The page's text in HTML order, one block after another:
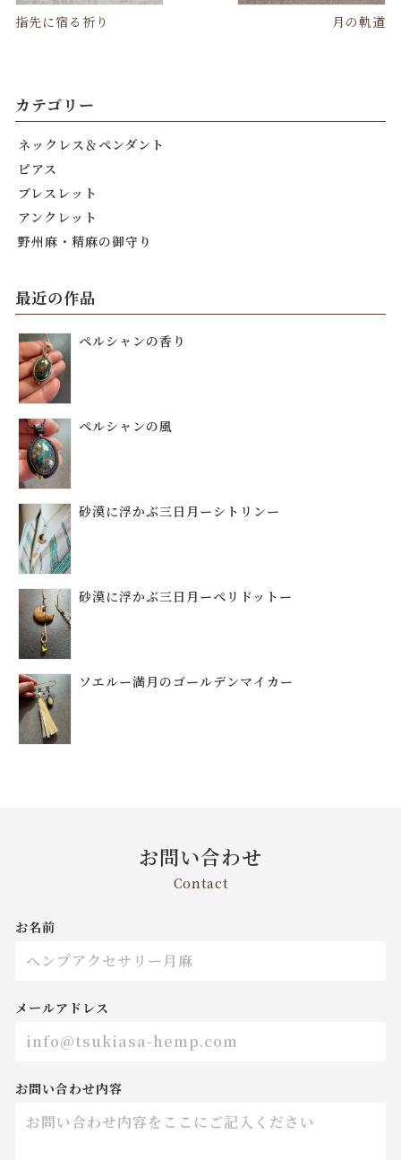
指先に宿る祈り 月の軌道
カテゴリー
ネックレス＆ペンダント
ピアス
ブレスレット
アンクレット
野州麻・精麻の御守り
最近の作品
ペルシャンの香り
ペルシャンの風
砂漠に浮かぶ三日月ーシトリンー
砂漠に浮かぶ三日月ーペリドットー
ソエルー満月のゴールデンマイカー
お問い合わせ
Contact
お名前
メールアドレス
お問い合わせ内容